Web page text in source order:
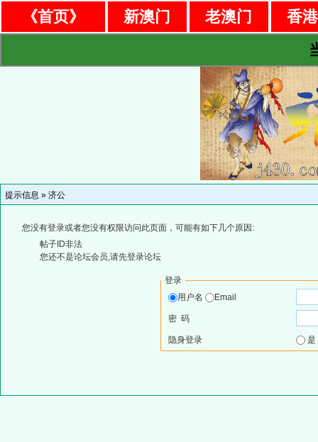
《首页》 新澳门 老澳门
香
提示信息 » 济公
您没有登录或者您没有权限访问此页面，可能有如下几个原因:
帖子ID非法
您还不是论坛会员,请先登录论坛
登录
用户名
Email
密 码
隐身登录